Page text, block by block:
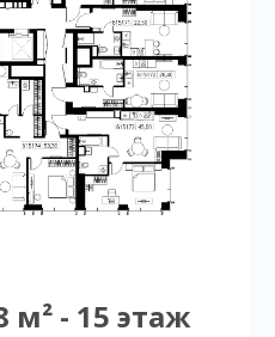
м² - 15 этаж